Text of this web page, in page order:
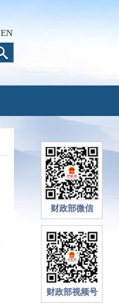
EN
财政部微信
财政部视频号